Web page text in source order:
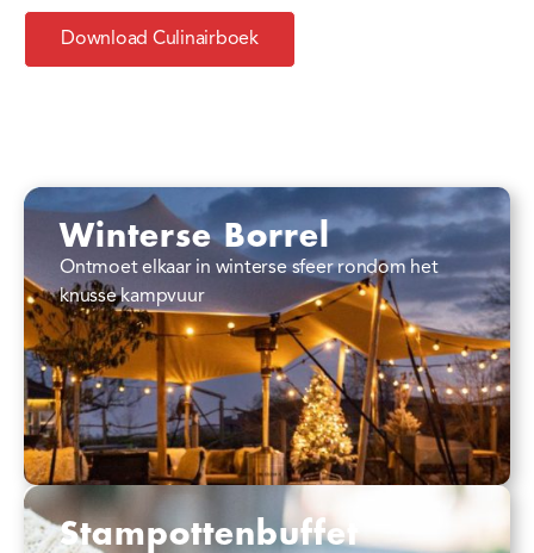
Download Culinairboek
Winterse Borrel
Ontmoet elkaar in winterse sfeer rondom het
knusse kampvuur
Stampottenbuffet